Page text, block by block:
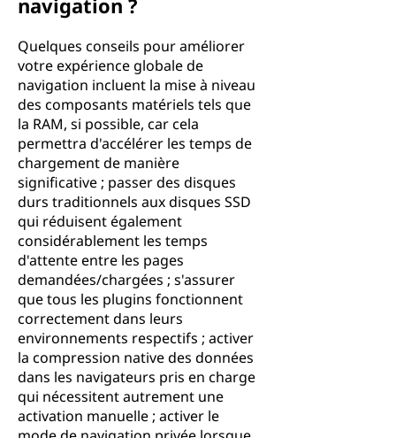
navigation ?
Quelques conseils pour améliorer
votre expérience globale de
navigation incluent la mise à niveau
des composants matériels tels que
la RAM, si possible, car cela
permettra d'accélérer les temps de
chargement de manière
significative ; passer des disques
durs traditionnels aux disques SSD
qui réduisent également
considérablement les temps
d'attente entre les pages
demandées/chargées ; s'assurer
que tous les plugins fonctionnent
correctement dans leurs
environnements respectifs ; activer
la compression native des données
dans les navigateurs pris en charge
qui nécessitent autrement une
activation manuelle ; activer le